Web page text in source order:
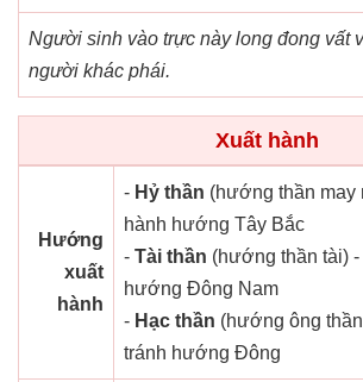
Người sinh vào trực này long đong vất
người khác phái.
Xuất hành
Hướng
xuất
hành
- Hỷ thần (hướng thần may
hành hướng Tây Bắc
- Tài thần (hướng thần tài) -
hướng Đông Nam
- Hạc thần (hướng ông
tránh hướng Đông